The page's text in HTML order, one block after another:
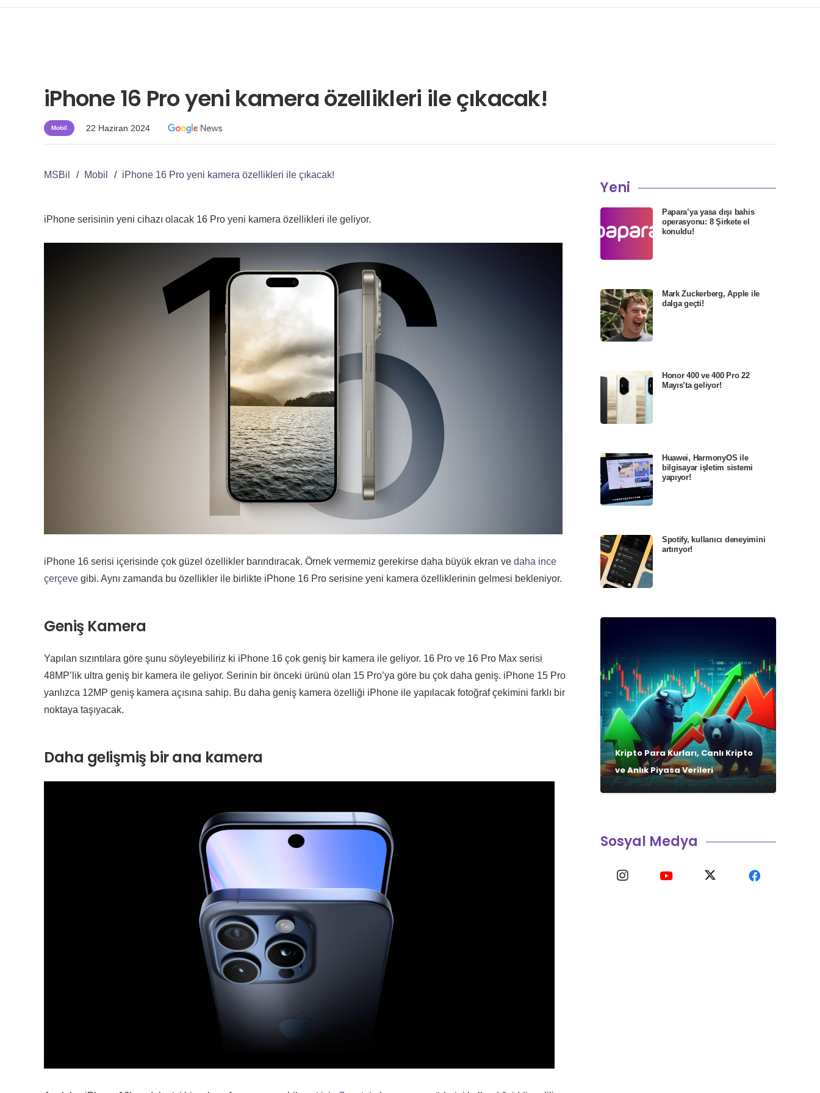
iPhone 16 Pro yeni kamera özellikleri ile çıkacak!
Mobil 22 Haziran 2024
MSBil / Mobil / iPhone 16 Pro yeni kamera özellikleri ile çıkacak!
iPhone serisinin yeni cihazı olacak 16 Pro yeni kamera özellikleri ile geliyor.
iPhone 16 serisi içerisinde çok güzel özellikler barındıracak. Örnek vermemiz gerekirse daha büyük ekran ve daha ince
çerçeve gibi. Aynı zamanda bu özellikler ile birlikte iPhone 16 Pro serisine yeni kamera özelliklerinin gelmesi bekleniyor.
Geniş Kamera
Yapılan sızıntılara göre şunu söyleyebiliriz ki iPhone 16 çok geniş bir kamera ile geliyor. 16 Pro ve 16 Pro Max serisi
48MP’lik ultra geniş bir kamera ile geliyor. Serinin bir önceki ürünü olan 15 Pro’ya göre bu çok daha geniş. iPhone 15 Pro
yanlızca 12MP geniş kamera açısına sahip. Bu daha geniş kamera özelliği iPhone ile yapılacak fotoğraf çekimini farklı bir
noktaya taşıyacak.
Daha gelişmiş bir ana kamera
Yeni
Papara’ya yasa dışı bahis
operasyonu: 8 Şirkete el
konuldu!
Mark Zuckerberg, Apple ile
dalga geçti!
Honor 400 ve 400 Pro 22
Mayıs’ta geliyor!
Huawei, HarmonyOS ile
bilgisayar işletim sistemi
yapıyor!
Spotify, kullanıcı deneyimini
artırıyor!
Kripto Para Kurları, Canlı Kripto
ve Anlık Piyasa Verileri
Sosyal Medya